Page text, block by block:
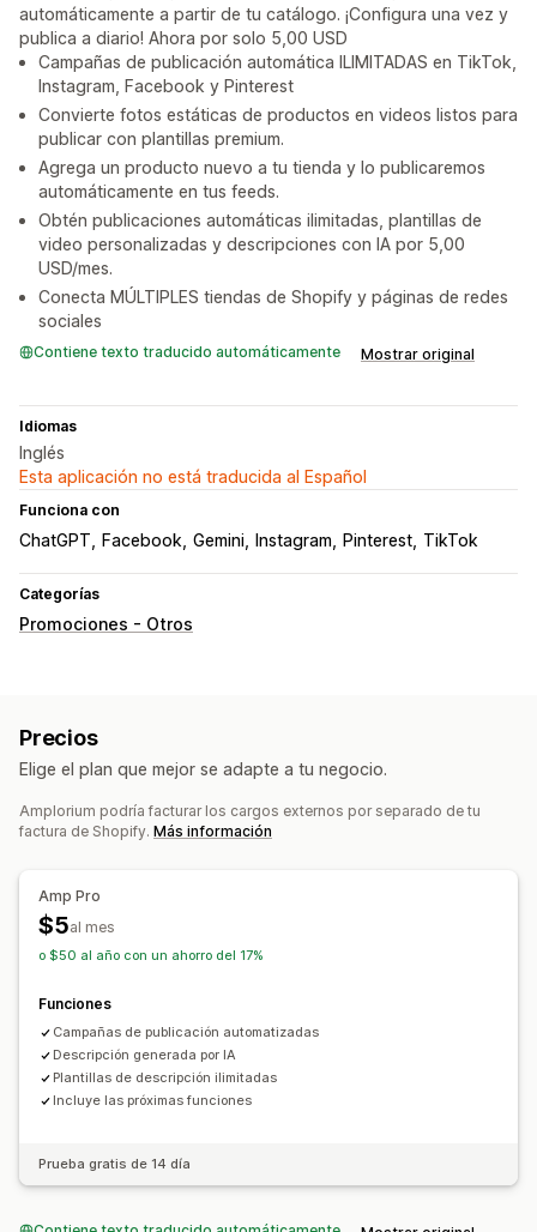
automáticamente a partir de tu catálogo. ¡Configura una vez y
publica a diario! Ahora por solo 5,00 USD
Campañas de publicación automática ILIMITADAS en TikTok,
Instagram, Facebook y Pinterest
Convierte fotos estáticas de productos en videos listos para
publicar con plantillas premium.
Agrega un producto nuevo a tu tienda y lo publicaremos
automáticamente en tus feeds.
Obtén publicaciones automáticas ilimitadas, plantillas de
video personalizadas y descripciones con IA por 5,00
USD/mes.
Conecta MÚLTIPLES tiendas de Shopify y páginas de redes
sociales
Contiene texto traducido automáticamente Mostrar original
Idiomas
Inglés
Esta aplicación no está traducida al Español
Funciona con
ChatGPT Facebook Gemini Instagram Pinterest TikTok
Categorías
Promociones - Otros
Precios
Elige el plan que mejor se adapte a tu negocio.
Amplorium podría facturar los cargos externos por separado de tu
factura de Shopify. Más información
Amp Pro
$5al mes
o $50 al año con un ahorro del 17%
Funciones
Campañas de publicación automatizadas
Descripción generada por IA
Plantillas de descripción ilimitadas
Incluye las próximas funciones
Prueba gratis de 14 día